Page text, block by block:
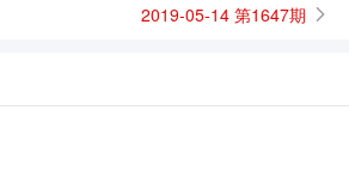
2019-05-14 第1647期